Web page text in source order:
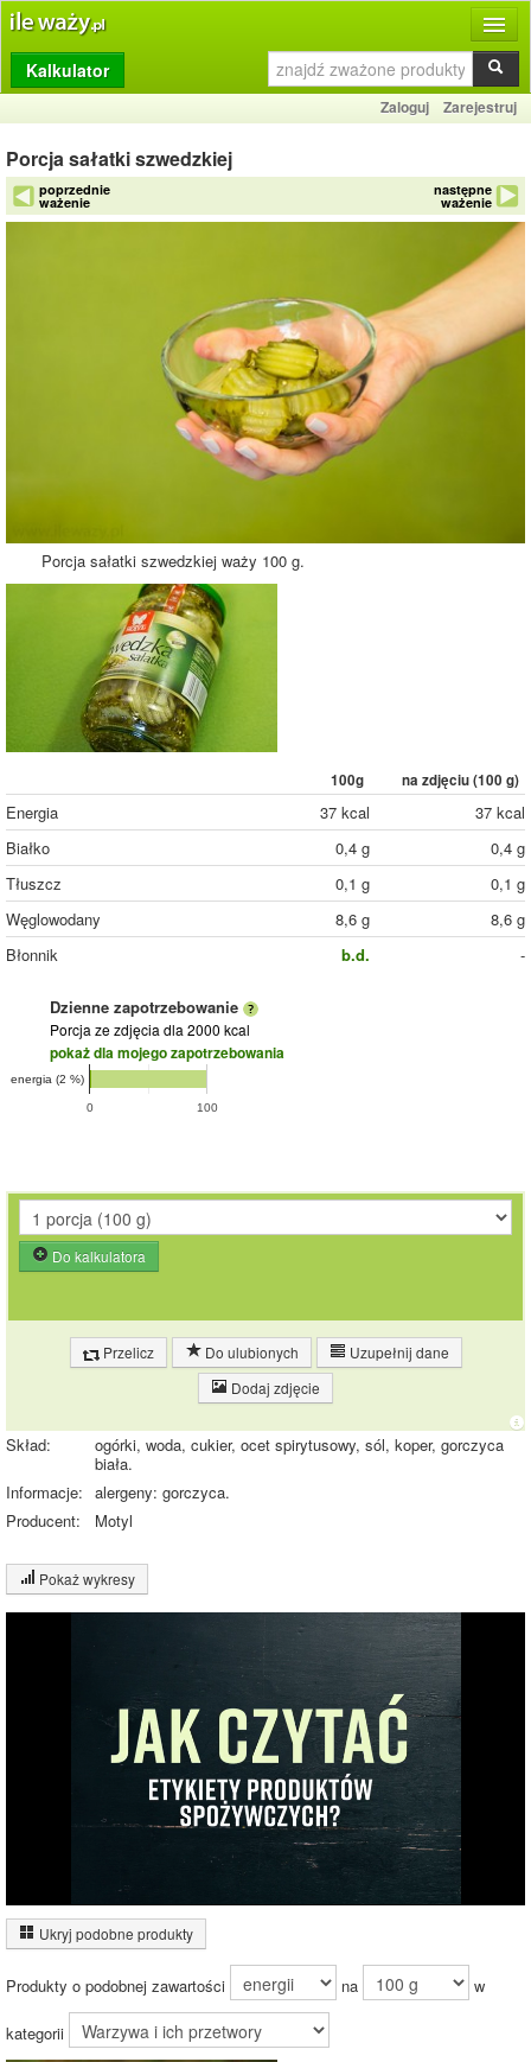
Produkty
Dziennik
Przelicznik
Porównywarka
Kalkulator
Zaloguj Zarejestruj
Porcja sałatki szwedzkiej
poprzednie
ważenie
następne
ważenie
Porcja sałatki szwedzkiej waży 100 g.
100g na zdjęciu (100 g)
Energia 37 kcal
37 kcal
Białko
0,4 g
0,4 g
Tłuszcz
0,1 g
0,1 g
Węglowodany
8,6 g
8,6 g
Błonnik
b.d. -
Dzienne zapotrzebowanie
Porcja ze zdjęcia dla 2000 kcal
pokaż dla mojego zapotrzebowania
0 100
energia (2 %)
Do kalkulatora
Przelicz Do ulubionych
Uzupełnij dane
Dodaj zdjęcie
Skład:
ogórki, woda, cukier, ocet spirytusowy, sól, koper, gorczyca
biała.
Informacje: alergeny: gorczyca.
Producent:
Motyl
Pokaż wykresy
Wykres składu produktu
Pozostałe (91%)
tłuszczów (2%)
Energia z
węglowodanów
93.9%
Ukryj podobne produkty
Produkty o podobnej zawartości na w
kategorii